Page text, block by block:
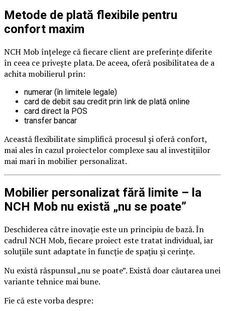
Metode de plată flexibile pentru
confort maxim
NCH Mob înțelege că fiecare client are preferințe diferite
în ceea ce privește plata. De aceea, oferă posibilitatea de a
achita mobilierul prin:
numerar (în limitele legale)
card de debit sau credit prin link de plată online
card direct la POS
transfer bancar
Această flexibilitate simplifică procesul și oferă confort,
mai ales în cazul proiectelor complexe sau al investițiilor
mai mari în mobilier personalizat.
Mobilier personalizat fără limite – la
NCH Mob nu există „nu se poate”
Deschiderea către inovație este un principiu de bază. În
cadrul NCH Mob, fiecare proiect este tratat individual, iar
soluțiile sunt adaptate în funcție de spațiu și cerințe.
Nu există răspunsul „nu se poate”. Există doar căutarea unei
variante tehnice mai bune.
Fie că este vorba despre: